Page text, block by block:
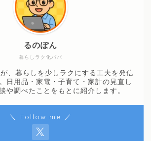
暮らしラク化パパ
るのぽん
、暮らしを少しラクにする工夫を発信
日用品・家電・子育て・家計の見直し
や調べたことをもとに紹介します。
＼ Follow me ／